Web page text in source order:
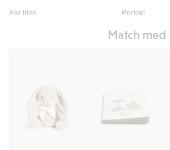
For liten Perfekt
av
Match med